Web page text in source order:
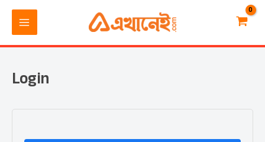
Skip
content
MAIN
MENU
Login